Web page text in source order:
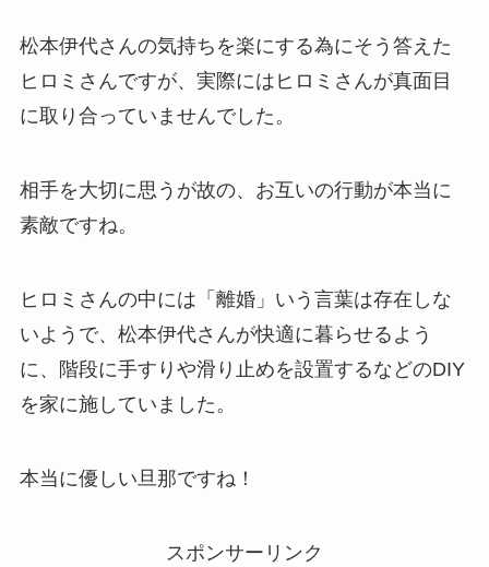
松本伊代さんの気持ちを楽にする為にそう答えた
ヒロミさんですが、実際にはヒロミさんが真面目
に取り合っていませんでした。
相手を大切に思うが故の、お互いの行動が本当に
素敵ですね。
ヒロミさんの中には「離婚」いう言葉は存在しな
いようで、松本伊代さんが快適に暮らせるよう
に、階段に手すりや滑り止めを設置するなどのDIY
を家に施していました。
本当に優しい旦那ですね！
スポンサーリンク